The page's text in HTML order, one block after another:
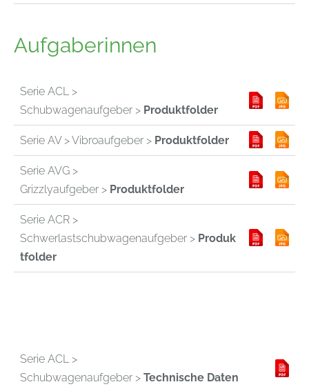
Aufgaberinnen
Serie ACL >
Schubwagenaufgeber > Produktfolder
Serie AV > Vibroaufgeber > Produktfolder
Serie AVG >
Grizzlyaufgeber > Produktfolder
Serie ACR >
Schwerlastschubwagenaufgeber > Produk
tfolder
Serie ACL >
Schubwagenaufgeber > Technische Daten